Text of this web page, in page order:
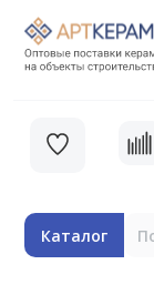
Каталог